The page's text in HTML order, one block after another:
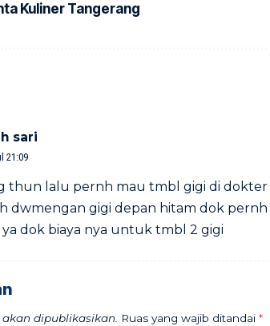
Kuliner Tangerang
sari
21:09
thun lalu pernh mau tmbl gigi di
dwmengan gigi depan hitam dok
dok biaya nya untuk tmbl 2 gigi
dipublikasikan. Ruas yang wajib ditandai *